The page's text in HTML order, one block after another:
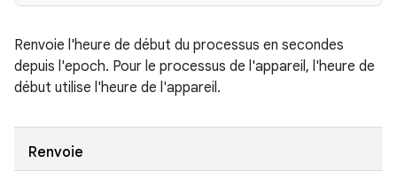
Renvoie l'heure de début du processus en secondes
depuis l'epoch. Pour le processus de l'appareil, l'heure de
début utilise l'heure de l'appareil.
Renvoie